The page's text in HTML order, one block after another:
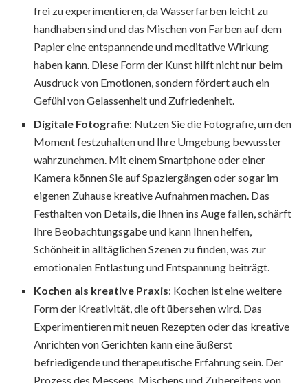
frei zu experimentieren, da Wasserfarben leicht zu
handhaben sind und das Mischen von Farben auf dem
Papier eine entspannende und meditative Wirkung
haben kann. Diese Form der Kunst hilft nicht nur beim
Ausdruck von Emotionen, sondern fördert auch ein
Gefühl von Gelassenheit und Zufriedenheit.
Digitale Fotografie: Nutzen Sie die Fotografie, um den
Moment festzuhalten und Ihre Umgebung bewusster
wahrzunehmen. Mit einem Smartphone oder einer
Kamera können Sie auf Spaziergängen oder sogar im
eigenen Zuhause kreative Aufnahmen machen. Das
Festhalten von Details, die Ihnen ins Auge fallen, schärft
Ihre Beobachtungsgabe und kann Ihnen helfen,
Schönheit in alltäglichen Szenen zu finden, was zur
emotionalen Entlastung und Entspannung beiträgt.
Kochen als kreative Praxis: Kochen ist eine weitere
Form der Kreativität, die oft übersehen wird. Das
Experimentieren mit neuen Rezepten oder das kreative
Anrichten von Gerichten kann eine äußerst
befriedigende und therapeutische Erfahrung sein. Der
Prozess des Messens, Mischens und Zubereitens von